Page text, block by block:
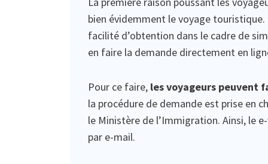
bien évidemment le voyage
facilité d’obtention dans le cadre de
en faire la demande directement en
Pour ce faire, les voyageurs peuvent
la procédure de demande est prise en
le Ministère de l’Immigration. Ainsi, le
par e-mail.